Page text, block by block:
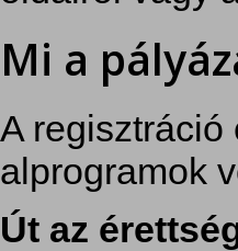
Mi a
A
alprogramok
Út az